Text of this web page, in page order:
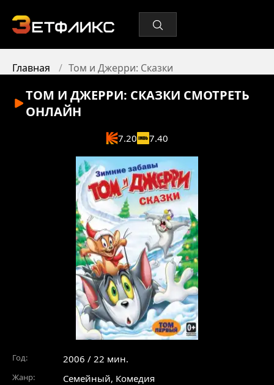
Главная Том и Джерри: Сказки
ТОМ И ДЖЕРРИ: СКАЗКИ СМОТРЕТЬ
ОНЛАЙН
7.20 7.40
Год: 2006 / 22 мин.
Жанр: Семейный, Комедия